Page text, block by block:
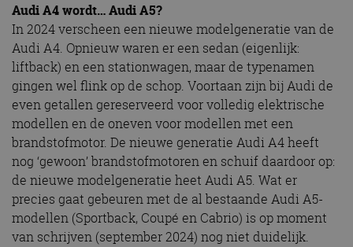
Audi A4 wordt… Audi A5?
In 2024 verscheen een nieuwe modelgeneratie van de
Audi A4. Opnieuw waren er een sedan (eigenlijk:
liftback) en een stationwagen, maar de typenamen
gingen wel flink op de schop. Voortaan zijn bij Audi de
even getallen gereserveerd voor volledig elektrische
modellen en de oneven voor modellen met een
brandstofmotor. De nieuwe generatie Audi A4 heeft
nog ‘gewoon’ brandstofmotoren en schuif daardoor op:
de nieuwe modelgeneratie heet Audi A5. Wat er
precies gaat gebeuren met de al bestaande Audi A5-
modellen (Sportback, Coupé en Cabrio) is op moment
van schrijven (september 2024) nog niet duidelijk.